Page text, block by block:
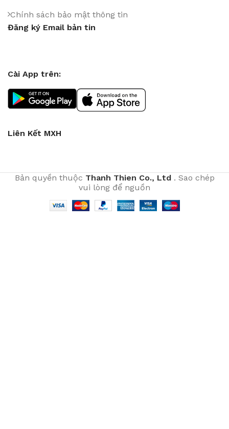
Chính sách bảo mật thông tin
Đăng ký Email bản tin
Cài App trên:
Liên Kết MXH
Bản quyền thuộc Thanh Thien Co., Ltd. Sao chép
vui lòng để nguồn